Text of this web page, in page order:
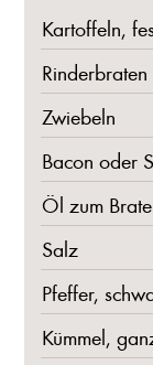
Kartoffeln,
Zwiebeln
Bacon oder
Öl zum
Salz
Pfeffer,
Kümmel,